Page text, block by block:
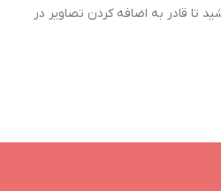
تا قادر به اضافه کردن تصاویر در